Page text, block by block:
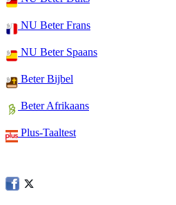
NU Beter Frans
NU Beter Spaans
Beter Bijbel
Beter Afrikaans
Plus-Taaltest